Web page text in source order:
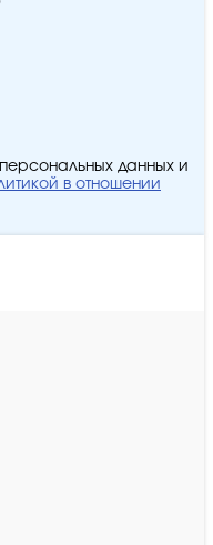
данных и
в отношении